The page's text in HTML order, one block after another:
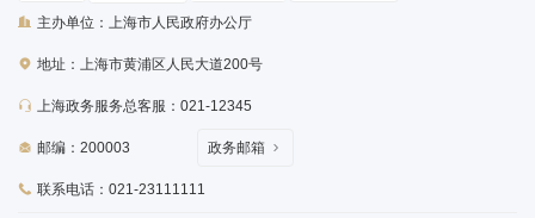
主办单位：上海市人民政府办公厅
地址：上海市黄浦区人民大道200号
上海政务服务总客服：021-12345
邮编：200003
联系电话：021-23111111
政务邮箱